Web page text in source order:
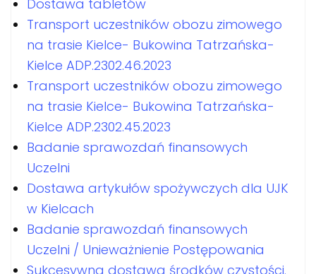
Dostawa tabletów
Transport uczestników obozu zimowego
na trasie Kielce- Bukowina Tatrzańska-
Kielce ADP.2302.46.2023
Transport uczestników obozu zimowego
na trasie Kielce- Bukowina Tatrzańska-
Kielce ADP.2302.45.2023
Badanie sprawozdań finansowych
Uczelni
Dostawa artykułów spożywczych dla UJK
w Kielcach
Badanie sprawozdań finansowych
Uczelni / Unieważnienie Postępowania
Sukcesywna dostawa środków czystości.